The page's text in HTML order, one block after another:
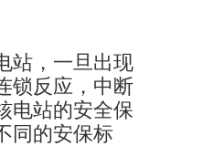
站，一旦出现
锁反应，中断
电站的安全保
同的安保标